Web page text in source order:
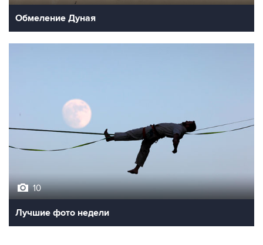
Обмеление Дуная
10
Лучшие фото недели